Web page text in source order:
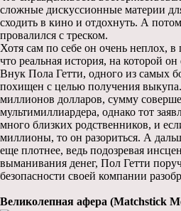
сложные дискуссионные материи
сходить в кино и отдохнуть. А
провалился с треском.
Хотя сам по себе он очень неплох, в
что реальная история, на которой
Внук Пола Гетти, одного из самых
похищен с целью получения
миллионов долларов, сумму
мультимиллиардера, однако тот
много близких родственников, и
миллионы, то он разориться. А
еще плотнее, ведь подозревая
выманивания денег, Пол Гетти
безопасности своей компании
Великолепная афера (Matchstick